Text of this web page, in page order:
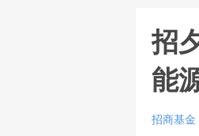
招
能
招商基金